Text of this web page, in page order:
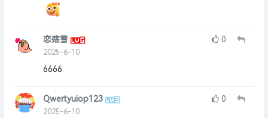
恋殇雪
2025-6-10
0
6666
Qwertyuiop123
2025-6-10
0